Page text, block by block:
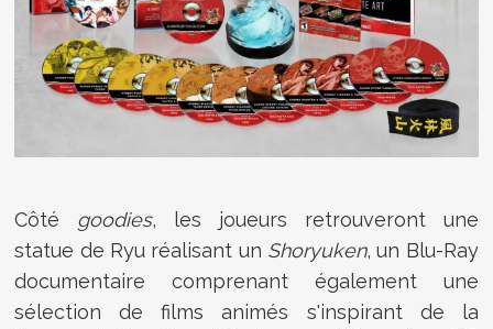
Côté goodies, les joueurs retrouveront une
statue de Ryu réalisant un Shoryuken, un Blu-Ray
documentaire comprenant également une
sélection de films animés s'inspirant de la